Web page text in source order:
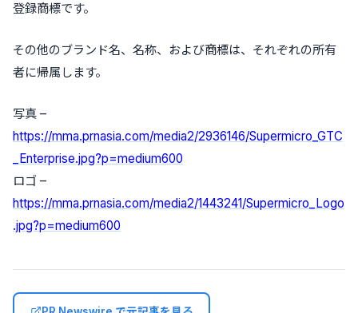
登録商標です。
その他のブランド名、名称、および商標は、それぞれの所有
者に帰属します。
写真 –
https://mma.prnasia.com/media2/2936146/Supermicro_GTC
_Enterprise.jpg?p=medium600
ロゴ –
https://mma.prnasia.com/media2/1443241/Supermicro_Logo
.jpg?p=medium600